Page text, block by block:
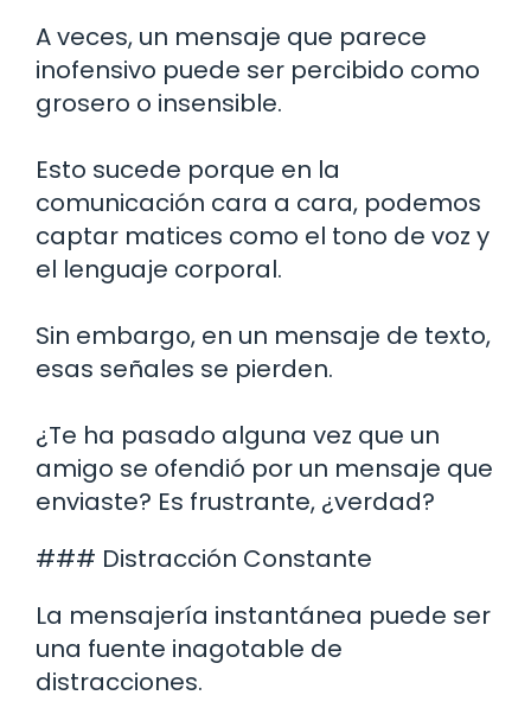
A veces, un mensaje que parece
inofensivo puede ser percibido como
grosero o insensible.
Esto sucede porque en la
comunicación cara a cara, podemos
captar matices como el tono de voz y
el lenguaje corporal.
Sin embargo, en un mensaje de texto,
esas señales se pierden.
¿Te ha pasado alguna vez que un
amigo se ofendió por un mensaje que
enviaste? Es frustrante, ¿verdad?
### Distracción Constante
La mensajería instantánea puede ser
una fuente inagotable de
distracciones.